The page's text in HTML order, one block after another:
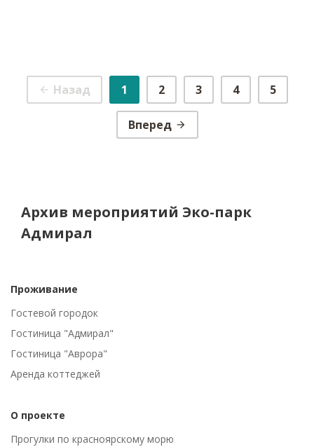
Назад 1 2 3 4 5
Вперед
Архив мероприятий Эко-парк
Адмирал
Проживание
Гостевой городок
Гостиница "Адмирал"
Гостиница "Аврора"
Аренда коттеджей
О проекте
Прогулки по красноярскому морю